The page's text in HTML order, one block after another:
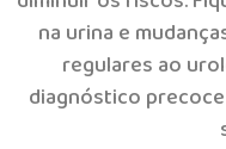
na urina e
regulares ao
diagnóstico